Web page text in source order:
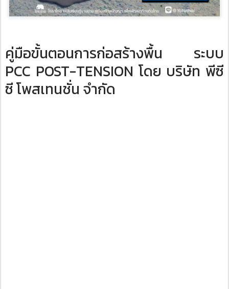
คู่มือขั้นตอนการก่อสร้างพื้น ระบบ
PCC POST-TENSION ​โดย บริษัท พีซี
ซี โพสเทนชั่น จำกัด